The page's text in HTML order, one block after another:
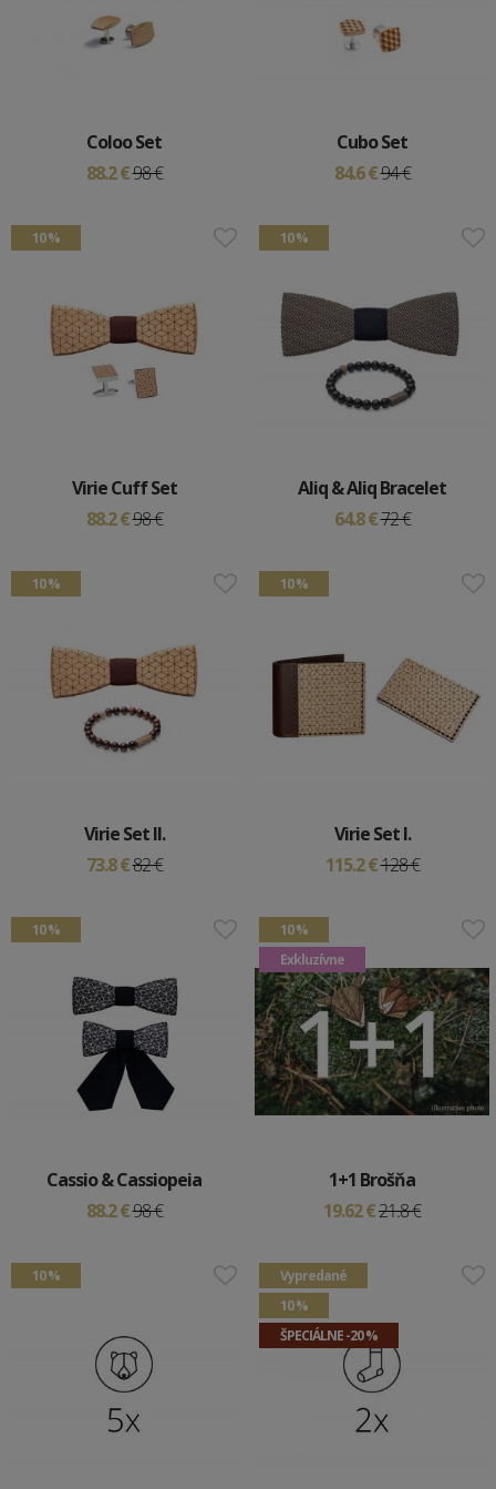
Coloo Set
88.2 €98 €
Cubo Set
84.6 €94 €
10 %
Virie Cuff Set
88.2 €98 €
10 %
Aliq & Aliq Bracelet
64.8 €72 €
10 %
Virie Set II.
73.8 €82 €
10 %
Virie Set I.
115.2 €128 €
10 %
Cassio & Cassiopeia
88.2 €98 €
10 %
Exkluzívne
1+1 Brošňa
19.62 €21.8 €
10 %
Vypredané
10 %
ŠPECIÁLNE -20 %